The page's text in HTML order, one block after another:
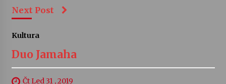
Next Post
Kultura
Duo Jamaha
Čt Led 31 , 2019